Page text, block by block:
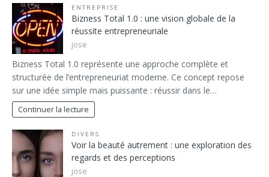
ENTREPRISE
Bizness Total 1.0 : une vision globale de la
réussite entrepreneuriale
jose
Bizness Total 1.0 représente une approche complète et
structurée de l’entrepreneuriat moderne. Ce concept repose
sur une idée simple mais puissante : réussir dans le…
Continuer la lecture
DIVERS
Voir la beauté autrement : une exploration des
regards et des perceptions
jose